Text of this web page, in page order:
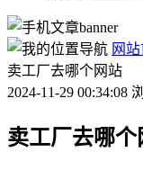
网
卖工厂去哪个网站
2024-11-29 00:34:08
卖工厂去哪个